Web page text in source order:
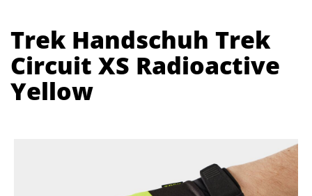
Trek Handschuh Trek
Circuit XS Radioactive
Yellow